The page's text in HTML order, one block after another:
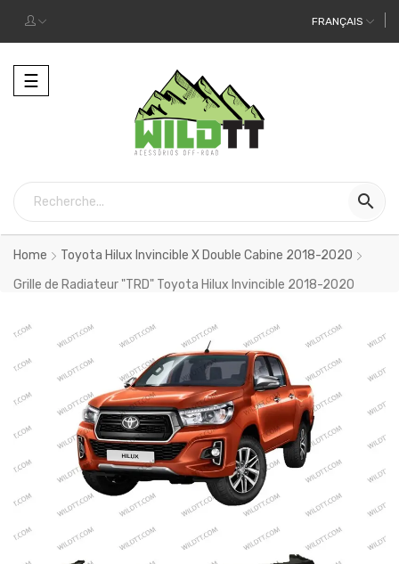
FRANÇAIS
Toggle
navigation
☰

Home
Toyota Hilux Invincible X Double Cabine 2018-2020
Grille de Radiateur "TRD" Toyota Hilux Invincible 2018-2020